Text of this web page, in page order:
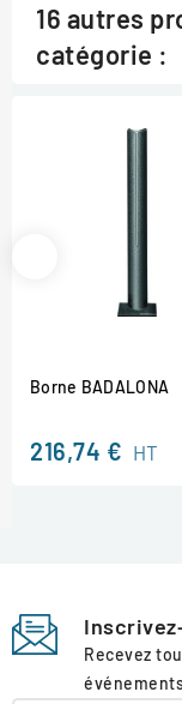
16 autres
catégorie :
Borne BADALONA
216,74 € HT
Recevez